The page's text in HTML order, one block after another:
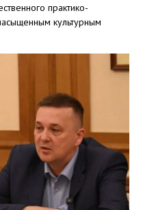
практико-
культурным